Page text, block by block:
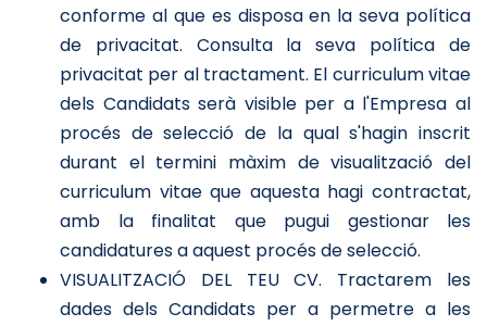
conforme al que es disposa en la seva política
de privacitat. Consulta la seva política de
privacitat per al tractament. El curriculum vitae
dels Candidats serà visible per a l'Empresa al
procés de selecció de la qual s'hagin inscrit
durant el termini màxim de visualització del
curriculum vitae que aquesta hagi contractat,
amb la finalitat que pugui gestionar les
candidatures a aquest procés de selecció.
VISUALITZACIÓ DEL TEU CV. Tractarem les
dades dels Candidats per a permetre a les